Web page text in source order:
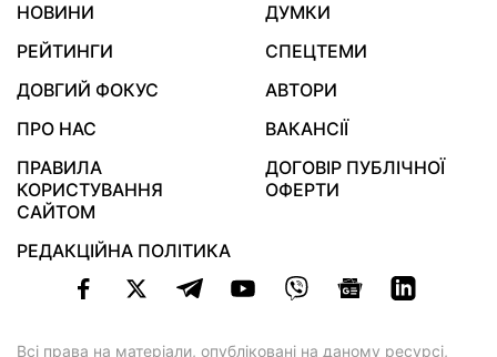
НОВИНИ
ДУМКИ
РЕЙТИНГИ
СПЕЦТЕМИ
ДОВГИЙ ФОКУС
АВТОРИ
ПРО НАС
ВАКАНСІЇ
ПРАВИЛА
КОРИСТУВАННЯ
САЙТОМ
ДОГОВІР ПУБЛІЧНОЇ
ОФЕРТИ
РЕДАКЦІЙНА ПОЛІТИКА
Всі права на матеріали, опубліковані на даному ресурсі,